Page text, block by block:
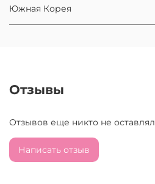
Южная Корея
Отзывы
Отзывов еще никто не оставлял
Написать отзыв